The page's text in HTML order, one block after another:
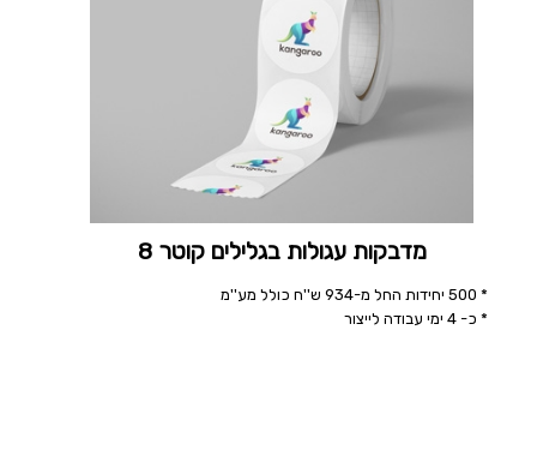
מדבקות עגולות בגלילים קוטר 8
* 500 יחידות החל מ-934 ש''ח כולל מע''מ
* כ- 4 ימי עבודה לייצור